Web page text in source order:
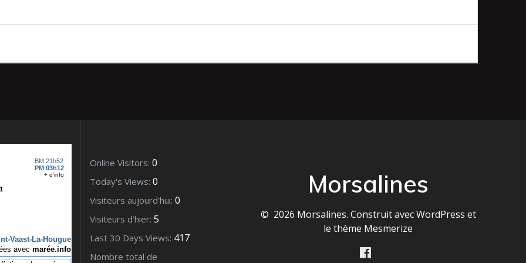
Online Visitors: 0
Today's Views: 0
Visiteurs aujourd’hui: 0
Visiteurs d’hier: 5
Last 30 Days Views: 417
Nombre total de
Morsalines
© 2026 Morsalines. Construit avec WordPress et
lethème Mesmerize